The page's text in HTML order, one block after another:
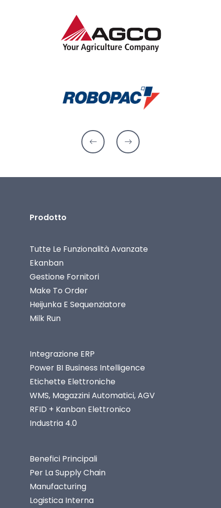
Prodotto
Tutte Le Funzionalità Avanzate
Ekanban
Gestione Fornitori
Make To Order
Heijunka E Sequenziatore
Milk Run
Integrazione ERP
Power BI Business Intelligence
Etichette Elettroniche
WMS, Magazzini Automatici, AGV
RFID + Kanban Elettronico
Industria 4.0
Benefici Principali
Per La Supply Chain
Manufacturing
Logistica Interna